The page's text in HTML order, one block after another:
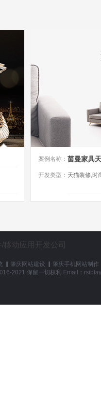
案例名称： 茵曼家具
设计
开发类型： 天猫装修,时
动应用开发公司
肇庆网站建设 肇庆手机网站制作
2021 保留一切权利 Email：